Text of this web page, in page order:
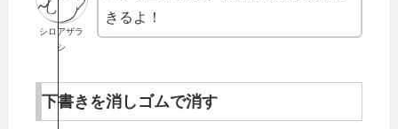
シロアザラ
シ
きるよ！
下書きを消しゴムで消す